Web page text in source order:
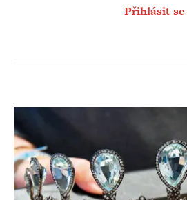
Přihlásit se